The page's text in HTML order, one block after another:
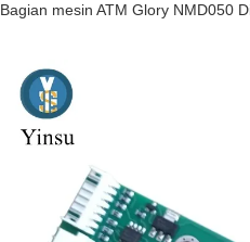
Bagian mesin ATM Glory NMD050